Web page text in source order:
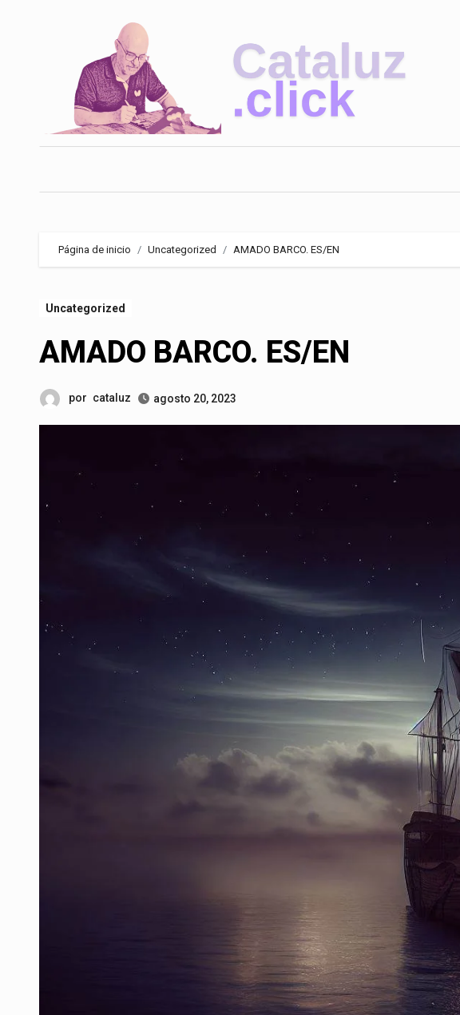
Página de inicio Uncategorized AMADO BARCO. ES/EN
Uncategorized
AMADO BARCO. ES/EN
por cataluz agosto 20, 2023